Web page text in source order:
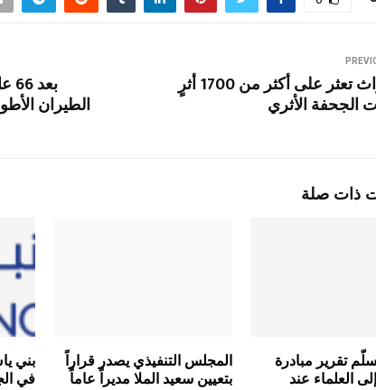
هيئة التراث تعثر على أكثر من 1700 أثرٍ
الجحفة الأثري الطيران
ذات صلة
تقرير مبادرة
العلماء عند
المجلس التنفيذي يصدر قراراً
بتعيين سعيد الملا مديراً عاماً
بني
في